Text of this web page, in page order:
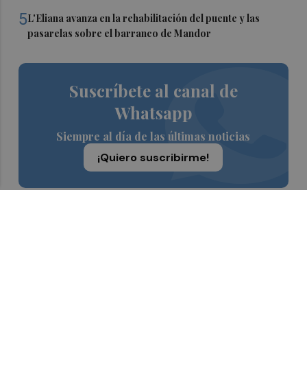
5L'Eliana avanza en la rehabilitación del puente y las
pasarelas sobre el barranco de Mandor
Suscríbete al canal de
Whatsapp
Siempre al día de las últimas noticias
¡Quiero suscribirme!